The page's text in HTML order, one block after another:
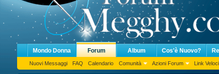
Mondo Donna Forum
Nuovi Messaggi FAQ Calendario Comunità Azioni Forum Link Veloci
Album Cos'è Nuovo?